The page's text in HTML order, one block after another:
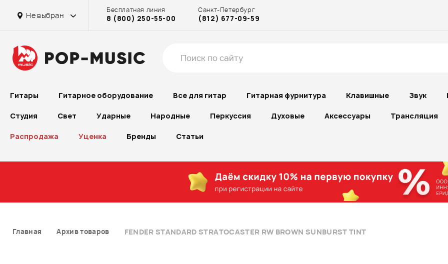
Не выбран
Бесплатная линия
8 (800) 250-55-00
Санкт-Петербург
(812) 677-09-59
Гитары Гитарное оборудование Все для гитар Гитарная фурнитура Клавишные Звук
Студия Свет Ударные Народные Перкуссия Духовые Аксессуары Трансляция
Распродажа Уценка Бренды Статьи
Главная Архив товаров FENDER STANDARD STRATOCASTER RW BROWN SUNBURST TINT